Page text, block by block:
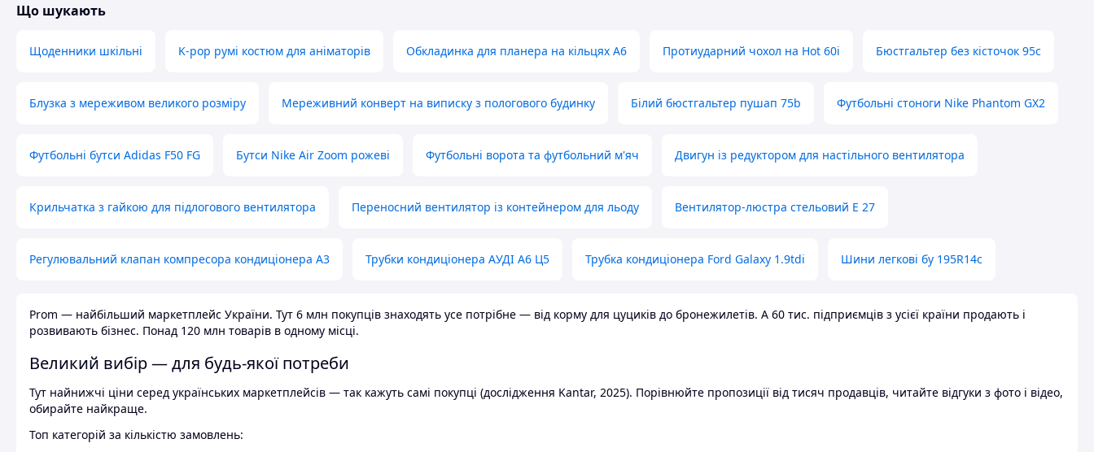
Що шукають
Щоденники шкільні K-pop румі костюм для аніматорів Обкладинка для планера на кільцях А6 Протиударний чохол на Hot 60i Бюстгальтер без кісточок 95с
Блузка з мереживом великого розміру Мереживний конверт на виписку з пологового будинку Білий бюстгальтер пушап 75b Футбольні стоноги Nike Phantom GX2
Футбольні бутси Adidas F50 FG Бутси Nike Air Zoom рожеві Футбольні ворота та футбольний м'яч Двигун із редуктором для настільного вентилятора
Крильчатка з гайкою для підлогового вентилятора Переносний вентилятор із контейнером для льоду Вентилятор-люстра стельовий E 27
Регулювальний клапан компресора кондиціонера А3 Трубки кондиціонера АУДІ А6 Ц5 Трубка кондиціонера Ford Galaxy 1.9tdi Шини легкові бу 195R14c
Prom — найбільший маркетплейс України. Тут 6 млн покупців знаходять усе потрібне — від корму для цуциків до бронежилетів. А 60 тис. підприємців з усієї країни продають і
розвивають бізнес. Понад 120 млн товарів в одному місці.
Великий вибір — для будь-якої потреби
Тут найнижчі ціни серед українських маркетплейсів — так кажуть самі покупці (дослідження Kantar, 2025). Порівнюйте пропозиції від тисяч продавців, читайте відгуки з фото і відео,
обирайте найкраще.
Топ категорій за кількістю замовлень: